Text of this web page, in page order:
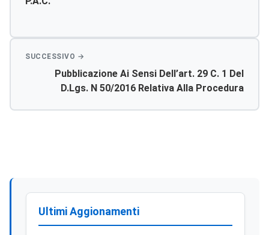
Pubblicazione Ai Sensi Dell’art. 29 C. 1 Del
D.lgs. N 50/2016 Relativa Alla Procedura
Ultimi Aggionamenti